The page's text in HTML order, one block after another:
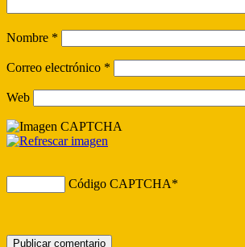
Nombre *
Correo electrónico *
Web
Código CAPTCHA*